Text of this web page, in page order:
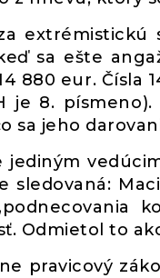
sa ešte
880 eur. Čísla
je 8.
sa jeho
jediným
sledovaná:
Odmietol to
pravicový